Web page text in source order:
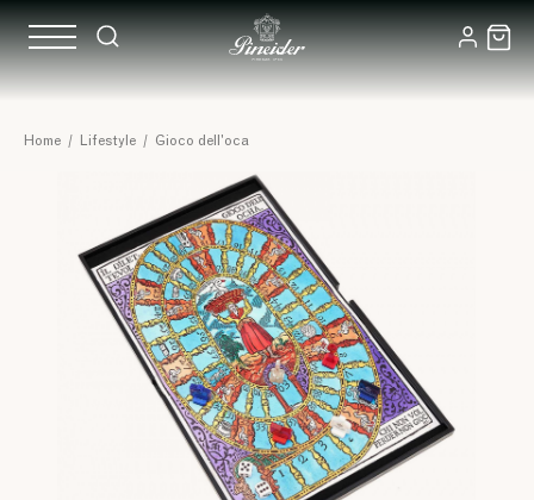
Home / Lifestyle / Gioco dell'oca